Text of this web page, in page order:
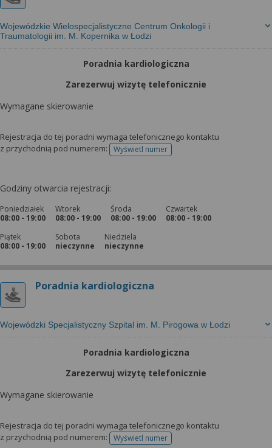
Wojewódzkie Wielospecjalistyczne Centrum Onkologii i
Traumatologii im. M. Kopernika w Łodzi
Poradnia kardiologiczna
Zarezerwuj wizytę telefonicznie
Wymagane skierowanie
Rejestracja do tej poradni wymaga telefonicznego kontaktu
z przychodnią pod numerem:
Wyświetl numertelefonu do rejestracji
Godziny otwarcia rejestracji:
Poniedziałek
08:00 - 19:00
Wtorek
08:00 - 19:00
Środa
08:00 - 19:00
Czwartek
08:00 - 19:00
Piątek
08:00 - 19:00
Sobota
nieczynne
Niedziela
nieczynne
Poradnia kardiologiczna
Wojewódzki Specjalistyczny Szpital im. M. Pirogowa w Łodzi
Poradnia kardiologiczna
Zarezerwuj wizytę telefonicznie
Wymagane skierowanie
Rejestracja do tej poradni wymaga telefonicznego kontaktu
z przychodnią pod numerem:
Wyświetl numertelefonu do rejestracji